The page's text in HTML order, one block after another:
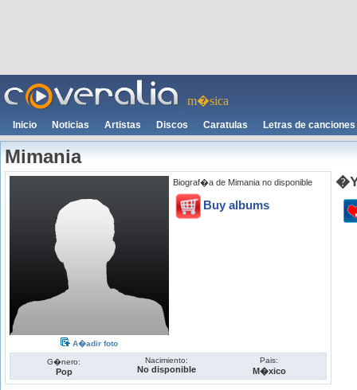
m�sica
Inicio Noticias Artistas Discos Caratulas Letras de canciones
Mimania
A�adir foto
Biograf�a de Mimania no disponible
Buy albums
G�nero:
Pop
Nacimiento:
No disponible
Pais:
M�xico